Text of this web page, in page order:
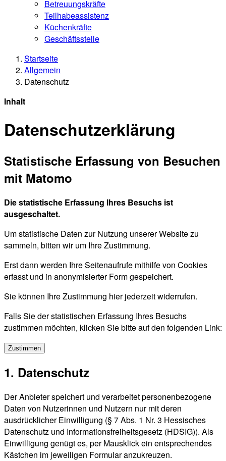
Betreuungskräfte
Teilhabeassistenz
Küchenkräfte
Geschäftsstelle
Startseite
Allgemein
Datenschutz
Inhalt
Datenschutzerklärung
Statistische Erfassung von Besuchen
mit Matomo
Die statistische Erfassung Ihres Besuchs ist
ausgeschaltet.
Um statistische Daten zur Nutzung unserer Website zu
sammeln, bitten wir um Ihre Zustimmung.
Erst dann werden Ihre Seitenaufrufe mithilfe von Cookies
erfasst und in anonymisierter Form gespeichert.
Sie können Ihre Zustimmung hier jederzeit widerrufen.
Falls Sie der statistischen Erfassung Ihres Besuchs
zustimmen möchten, klicken Sie bitte auf den folgenden Link:
Zustimmen
1. Datenschutz
Der Anbieter speichert und verarbeitet personenbezogene
Daten von Nutzerinnen und Nutzern nur mit deren
ausdrücklicher Einwilligung (§ 7 Abs. 1 Nr. 3 Hessisches
Datenschutz und Informationsfreiheitsgesetz (HDSIG)). Als
Einwilligung genügt es, per Mausklick ein entsprechendes
Kästchen im jeweiligen Formular anzukreuzen.